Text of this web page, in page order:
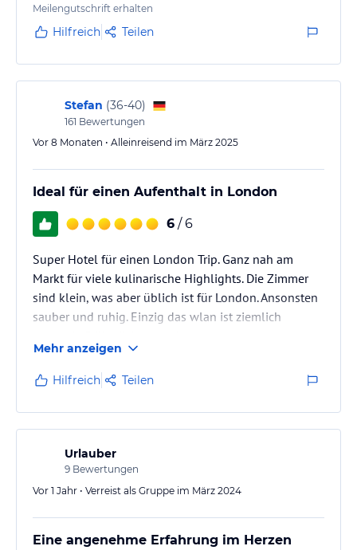
verlassen müssen,wird ein Frühstückspaket
zusammengestellt. Es ist sauber. Wir kommen wieder!
Meilengutschrift erhalten
Hilfreich Teilen
Stefan (36-40)
161 Bewertungen
Vor 8 Monaten • Alleinreisend im März 2025
Ideal für einen Aufenthalt in London
6 / 6
Super Hotel für einen London Trip. Ganz nah am
Markt für viele kulinarische Highlights. Die Zimmer
sind klein, was aber üblich ist für London. Ansonsten
sauber und ruhig. Einzig das wlan ist ziemlich
Mehr anzeigen
Hilfreich Teilen
Urlauber
9 Bewertungen
Vor 1 Jahr • Verreist als Gruppe im März 2024
Eine angenehme Erfahrung im Herzen